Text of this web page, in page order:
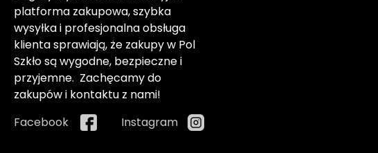
platforma zakupowa, szybka
wysyłka i profesjonalna obsługa
klienta sprawiają, że zakupy w Pol
Szkło są wygodne, bezpieczne i
przyjemne. Zachęcamy do
zakupów i kontaktu z nami!
Facebook
Instagram